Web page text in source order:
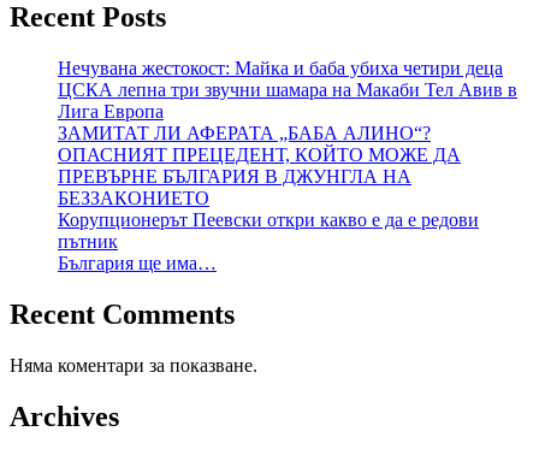
Recent Posts
Нечувана жестокост: Майка и баба убиха четири деца
ЦСКА лепна три звучни шамара на Макаби Тел Авив в
Лига Европа
ЗАМИТАТ ЛИ АФЕРАТА „БАБА АЛИНО“?
ОПАСНИЯТ ПРЕЦЕДЕНТ, КОЙТО МОЖЕ ДА
ПРЕВЪРНЕ БЪЛГАРИЯ В ДЖУНГЛА НА
БЕЗЗАКОНИЕТО
Корупционерът Пеевски откри какво е да е редови
пътник
България ще има…
Recent Comments
Няма коментари за показване.
Archives